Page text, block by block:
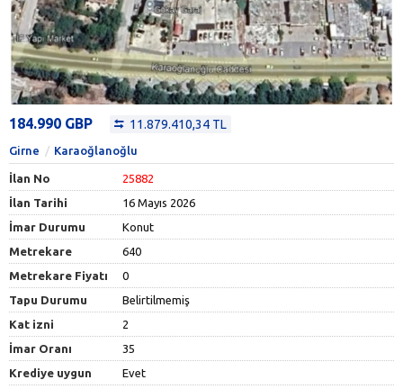
184.990 GBP 11.879.410,34 TL
Girne Karaoğlanoğlu
İlan No
25882
İlan Tarihi
16 Mayıs 2026
İmar Durumu
Konut
Metrekare
640
Metrekare Fiyatı
0
Tapu Durumu
Belirtilmemiş
Kat izni
2
İmar Oranı
35
Krediye uygun
Evet